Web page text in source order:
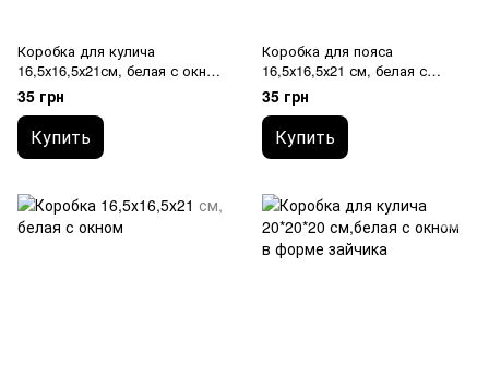
Коробка для кулича
16,5х16,5х21см, белая с окном
в форме яйца
35 грн
Купить
Коробка для пояса
16,5х16,5х21 см, белая с
окном в форме цыпляти
35 грн
Купить